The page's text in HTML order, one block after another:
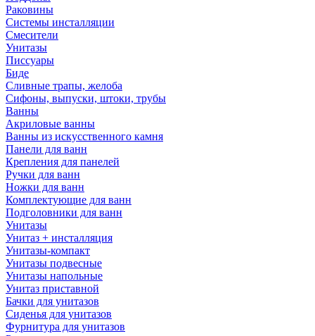
Раковины
Системы инсталляции
Смесители
Унитазы
Писсуары
Биде
Сливные трапы, желоба
Сифоны, выпуски, штоки, трубы
Ванны
Акриловые ванны
Ванны из искусственного камня
Панели для ванн
Крепления для панелей
Ручки для ванн
Ножки для ванн
Комплектующие для ванн
Подголовники для ванн
Унитазы
Унитаз + инсталляция
Унитазы-компакт
Унитазы подвесные
Унитазы напольные
Унитаз приставной
Бачки для унитазов
Сиденья для унитазов
Фурнитура для унитазов